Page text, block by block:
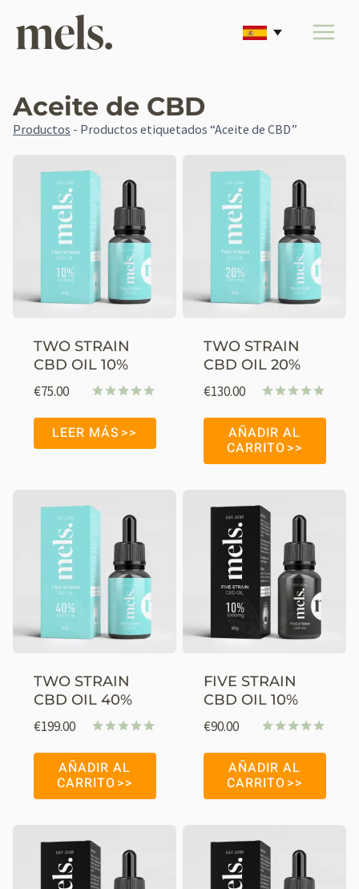
Aceite de CBD
Productos - Productos etiquetados “Aceite de CBD”
TWO STRAIN
CBD OIL 10%
con
4.98
de 5
€75.00
LEER MÁS
TWO STRAIN
CBD OIL 20%
4.91
de 5
€130.00
AÑADIR AL
CARRITO
TWO STRAIN
CBD OIL 40%
4.95
de 5
€199.00
AÑADIR AL
CARRITO
FIVE STRAIN
CBD OIL 10%
4.98
de 5
€90.00
AÑADIR AL
CARRITO